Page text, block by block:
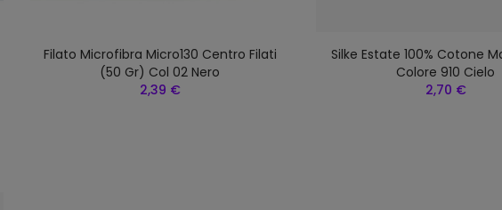
Filato Microfibra Micro130 Centro Filati
(50 Gr) Col 02 Nero
2,39 €
Silke Estate 100% Cotone
Colore 910 Cielo
2,70 €